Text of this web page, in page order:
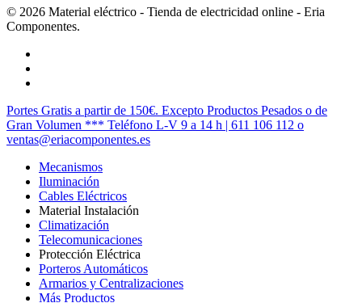
© 2026 Material eléctrico - Tienda de electricidad online - Eria
Componentes.
Cerrar
Menú
Portes Gratis a partir de 150€. Excepto Productos Pesados o de
Gran Volumen *** Teléfono L-V 9 a 14 h | 611 106 112 o
ventas@eriacomponentes.es
Mecanismos
Iluminación
Cables Eléctricos
Material Instalación
Climatización
Telecomunicaciones
Protección Eléctrica
Porteros Automáticos
Armarios y Centralizaciones
Más Productos